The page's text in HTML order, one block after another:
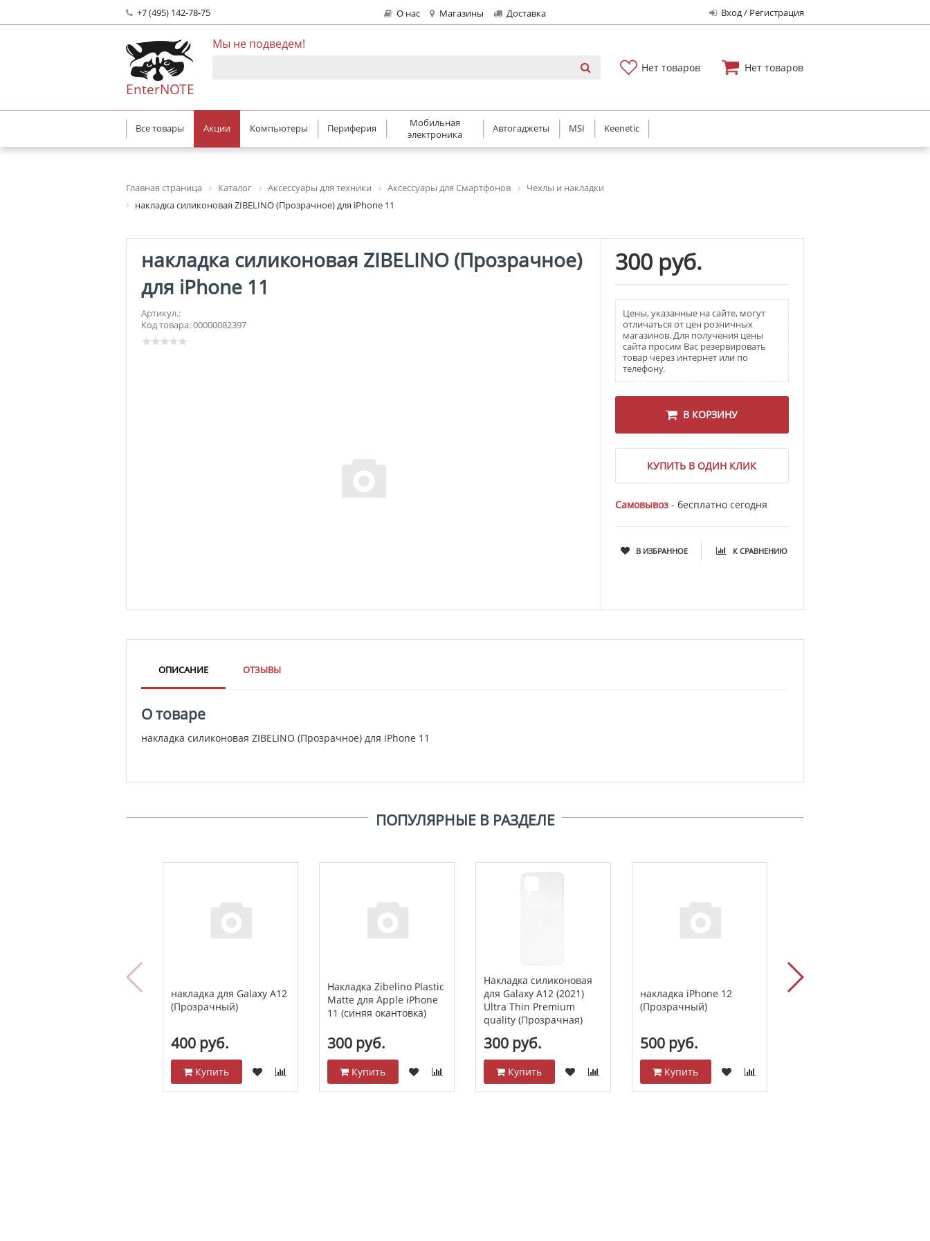
+7 (495) 142-78-75 О нас Магазины Доставка Вход / Регистрация
EnterNOTE
Мы не подведем!
Нет товаров Нет товаров
Все товары Акции Компьютеры Периферия
Мобильная
электроника
Автогаджеты MSI Keenetic
Главная страница Каталог Аксессуары для техники Аксессуары для Смартфонов
Чехлы и накладки
накладка силиконовая ZIBELINO (Прозрачное) для iPhone 11
накладка силиконовая ZIBELINO (Прозрачное)
для iPhone 11
Артикул.:
Код товара: 00000082397
300 руб.
Цены, указанные на сайте, могут
отличаться от цен розничных
магазинов. Для получения цены
сайта просим Вас резервировать
товар через интернет или по
телефону.
В КОРЗИНУ
КУПИТЬ В ОДИН КЛИК
Самовывоз- бесплатно сегодня
В ИЗБРАННОЕ К СРАВНЕНИЮ
ОПИСАНИЕ ОТЗЫВЫ
О товаре
накладка силиконовая ZIBELINO (Прозрачное) для iPhone 11
ПОПУЛЯРНЫЕ В РАЗДЕЛЕ
накладка для Galaxy A12
(Прозрачный)
400 руб.
Купить
Накладка Zibelino Plastic
Matte для Apple iPhone
11 (синяя окантовка)
300 руб.
Купить
Накладка силиконовая
для Galaxy A12 (2021)
Ultra Thin Premium
quality (Прозрачная)
300 руб.
Купить
накладка iPhone 12
(Прозрачный)
500 руб.
Купить
накладка силиконовая